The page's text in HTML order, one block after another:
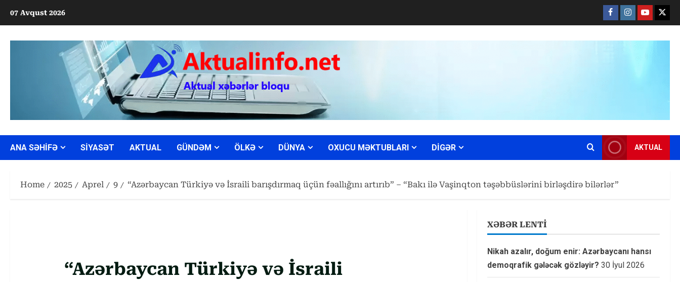
07 Avqust 2026 Facebook
Instagram
Youtube
X
ANA SƏHİFƏ SİYASƏT AKTUAL GÜNDƏM ÖLKƏ DÜNYA OXUCU MƏKTUBLARI DİGƏR AKTUAL
Home 2025 Aprel 9 “Azərbaycan Türkiyə və İsraili barışdırmaq üçün fəallığını artırıb” – “Bakı ilə Vaşinqton təşəbbüslərini birləşdirə bilərlər”
“Azərbaycan Türkiyə və İsraili
XƏBƏR LENTİ
Nikah azalır, doğum enir: Azərbaycanı hansı
demoqrafik gələcək gözləyir? 30 İyul 2026